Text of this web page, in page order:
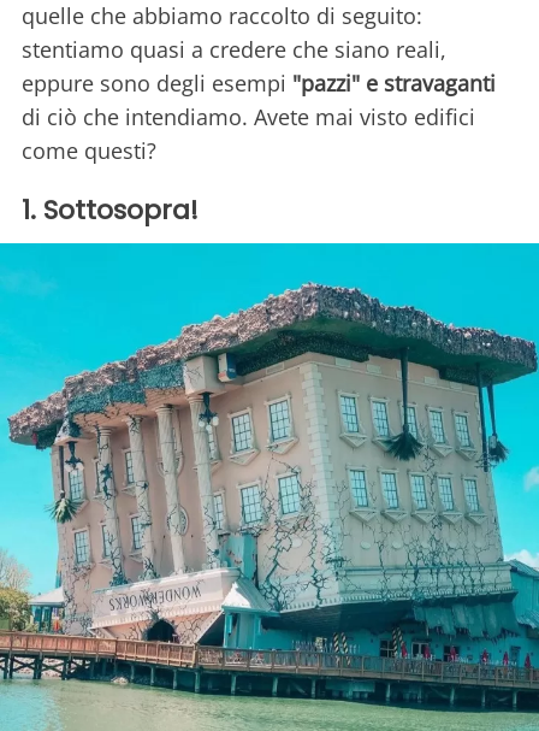
quelle che abbiamo raccolto di seguito:
stentiamo quasi a credere che siano reali,
eppure sono degli esempi "pazzi" e stravaganti
di ciò che intendiamo. Avete mai visto edifici
come questi?
1. Sottosopra!